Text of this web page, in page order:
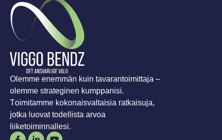
Olemme enemmän kuin tavarantoimittaja –
olemme strateginen kumppanisi.
Toimitamme kokonaisvaltaisia ratkaisuja,
jotka luovat todellista arvoa
liiketoiminnallesi.